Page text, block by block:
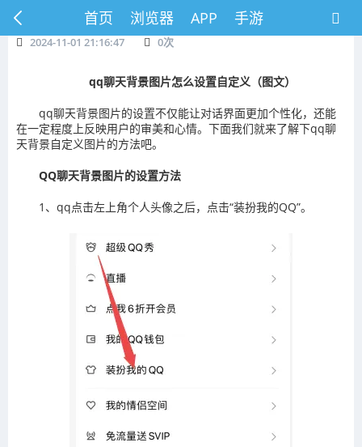
首页 浏览器 APP 手游
2024-11-01 21:16:47 0次
qq聊天背景图片怎么设置自定义（图文）
qq聊天背景图片的设置不仅能让对话界面更加个性化，还能
在一定程度上反映用户的审美和心情。下面我们就来了解下qq聊
天背景自定义图片的方法吧。
‌QQ聊天背景图片的设置方法‌
1、qq点击左上角个人头像之后，点击“装扮我的QQ”。